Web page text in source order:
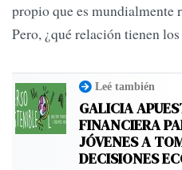
propio que es mundialmente
Pero, ¿qué relación tienen
Leé también
GALICIA
FINANCIERA
JÓVENES A
DECISIONES